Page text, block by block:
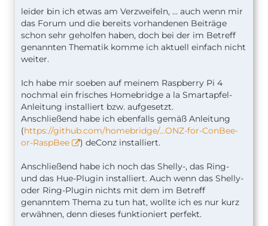
leider bin ich etwas am Verzweifeln, ... auch wenn mir
das Forum und die bereits vorhandenen Beiträge
schon sehr geholfen haben, doch bei der im Betreff
genannten Thematik komme ich aktuell einfach nicht
weiter.
Ich habe mir soeben auf meinem Raspberry Pi 4
nochmal ein frisches Homebridge a la Smartapfel-
Anleitung installiert bzw. aufgesetzt.
Anschließend habe ich ebenfalls gemäß Anleitung
(https://github.com/homebridge/…ONZ-for-ConBee-
or-RaspBee
) deConz installiert.
Anschließend habe ich noch das Shelly-, das Ring-
und das Hue-Plugin installiert. Auch wenn das Shelly-
oder Ring-Plugin nichts mit dem im Betreff
genanntem Thema zu tun hat, wollte ich es nur kurz
erwähnen, denn dieses funktioniert perfekt.